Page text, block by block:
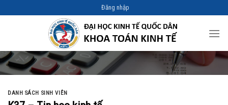
to
Đăng nhập
DANH SÁCH SINH VIÊN